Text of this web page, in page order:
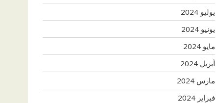
يوليو 2024
يونيو 2024
مايو 2024
أبريل 2024
مارس 2024
فبراير 2024